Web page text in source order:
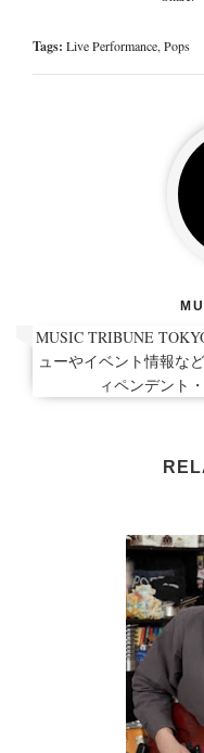
Tags: Live Performance,Pops
MUSIC TRIBUNE
ューやイベント情報な
ィペンデント